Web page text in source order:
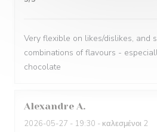
Very flexible on likes/dislikes, and
combinations of flavours -
chocolate
Alexandre A
2026-05-27 - 19:30 - καλεσμένοι 2